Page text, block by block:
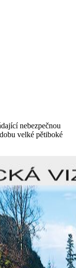
nebezpečnou
velké pětiboké